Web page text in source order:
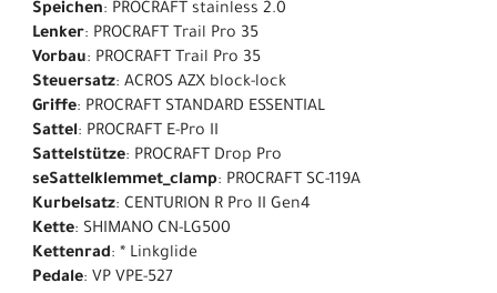
Speichen: PROCRAFT stainless 2.0
Lenker: PROCRAFT Trail Pro 35
Vorbau: PROCRAFT Trail Pro 35
Steuersatz: ACROS AZX block-lock
Griffe: PROCRAFT STANDARD ESSENTIAL
Sattel: PROCRAFT E-Pro II
Sattelstütze: PROCRAFT Drop Pro
seSattelklemmet_clamp: PROCRAFT SC-119A
Kurbelsatz: CENTURION R Pro II Gen4
Kette: SHIMANO CN-LG500
Kettenrad: * Linkglide
Pedale: VP VPE-527